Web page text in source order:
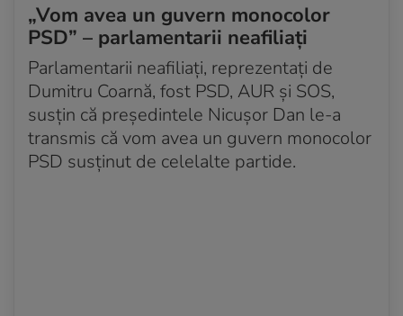
„Vom avea un guvern monocolor
PSD” – parlamentarii neafiliați
Parlamentarii neafiliați, reprezentați de
Dumitru Coarnă, fost PSD, AUR și SOS,
susțin că președintele Nicușor Dan le-a
transmis că vom avea un guvern monocolor
PSD susținut de celelalte partide.